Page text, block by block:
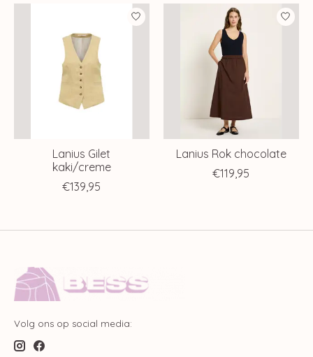
Lanius Gilet
kaki/creme
€139,95
Lanius Rok chocolate
€119,95
Volg ons op social media: